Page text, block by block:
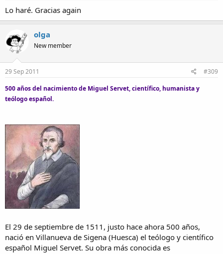
Lo haré. Gracias again
olga
New member
29 Sep 2011
#309
500 años del nacimiento de Miguel Servet, científico, humanista y
teólogo español.
El 29 de septiembre de 1511, justo hace ahora 500 años,
nació en Villanueva de Sigena (Huesca) el teólogo y científico
español Miguel Servet. Su obra más conocida es